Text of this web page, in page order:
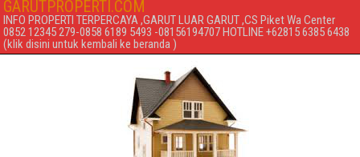
GARUTPROPERTI.COM
INFO PROPERTI TERPERCAYA ,GARUT LUAR GARUT ,CS Piket Wa Center
0852 12345 279-0858 6189 5493 -08156194707 HOTLINE +62815 6385 6438
(klik disini untuk kembali ke beranda )